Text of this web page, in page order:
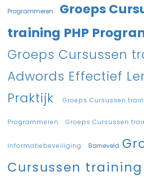
Programmeren
Groeps
training PHP
Groeps Cursussen
Adwords Effectief
Praktijk
Groeps Cursussen
Programmeren Groeps Cursussen
Informatiebeveiliging Barneveld.
Cursussen